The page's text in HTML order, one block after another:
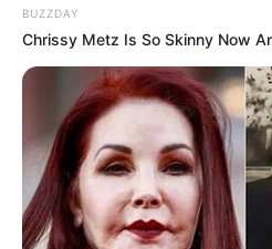
BUZZDAY
Chrissy Metz Is So Skinny Now